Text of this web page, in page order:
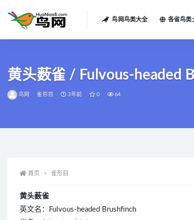
鸟网鸟类大全 各省鸟类
黄头薮雀 / Fulvous-headed
鸟网 雀形目 3年前 0 64
首页 雀形目
黄头薮雀
英文名：Fulvous-headed Brushfinch